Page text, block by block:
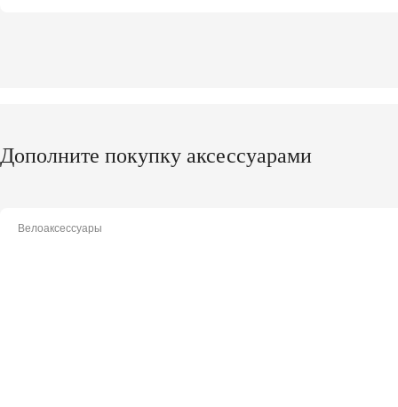
Дополните покупку аксессуарами
Велоаксессуары